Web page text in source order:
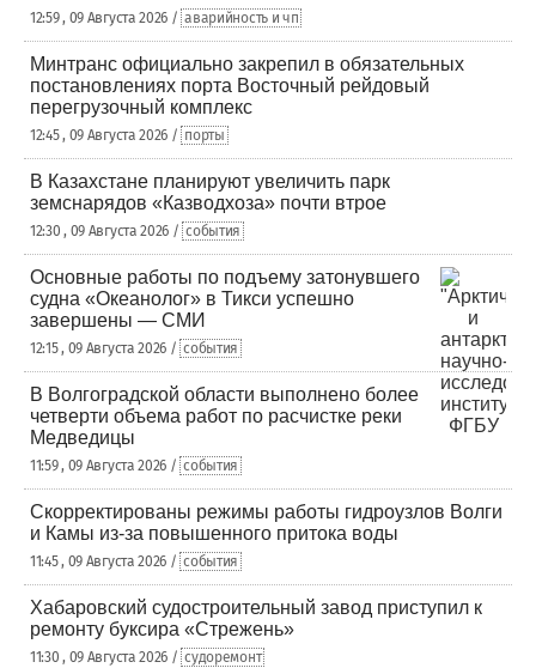
12:59 , 09 Августа 2026 / аварийность и чп
Минтранс официально закрепил в обязательных
постановлениях порта Восточный рейдовый
перегрузочный комплекс
12:45 , 09 Августа 2026 / порты
В Казахстане планируют увеличить парк
земснарядов «Казводхоза» почти втрое
12:30 , 09 Августа 2026 / события
Основные работы по подъему затонувшего
судна «Океанолог» в Тикси успешно
завершены — СМИ
12:15 , 09 Августа 2026 / события
В Волгоградской области выполнено более
четверти объема работ по расчистке реки
Медведицы
11:59 , 09 Августа 2026 / события
Скорректированы режимы работы гидроузлов Волги
и Камы из-за повышенного притока воды
11:45 , 09 Августа 2026 / события
Хабаровский судостроительный завод приступил к
ремонту буксира «Стрежень»
11:30 , 09 Августа 2026 / судоремонт